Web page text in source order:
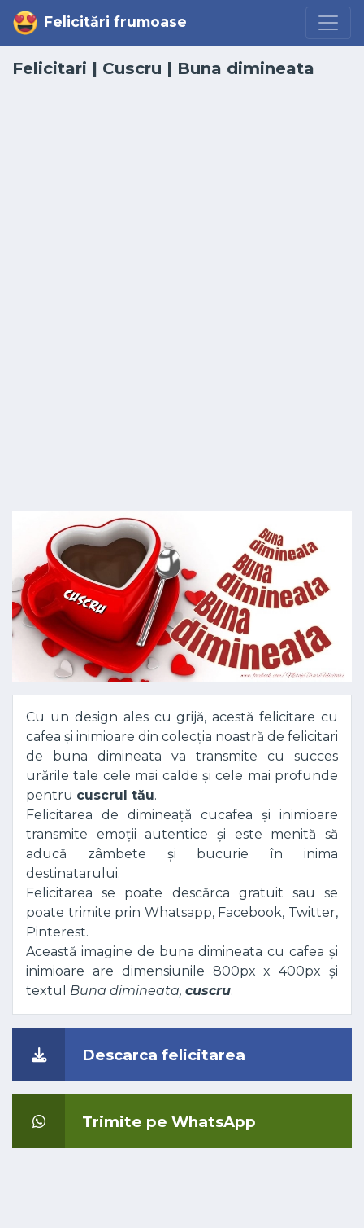
Felicitări frumoase
Felicitari | Cuscru | Buna dimineata
Cu un design ales cu grijă, acestă felicitare cu
cafea și inimioare din colecția noastră de felicitari
de buna dimineata va transmite cu succes
urările tale cele mai calde și cele mai profunde
pentru cuscrul tău.
Felicitarea de dimineață cucafea și inimioare
transmite emoții autentice și este menită să
aducă zâmbete și bucurie în inima
destinatarului.
Felicitarea se poate descărca gratuit sau se
poate trimite prin Whatsapp, Facebook, Twitter,
Pinterest.
Această imagine de buna dimineata cu cafea și
inimioare are dimensiunile 800px x 400px și
textul Buna dimineata, cuscru.
Descarca felicitarea
Trimite pe WhatsApp